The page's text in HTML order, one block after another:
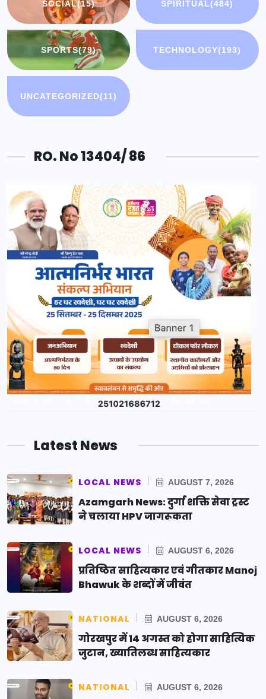
SOCIAL(15) SPIRITUAL(484)
SPORTS(79) TECHNOLOGY(193)
UNCATEGORIZED(11)
RO. No 13404/ 86
Latest News
LOCAL NEWS AUGUST 7, 2026
Azamgarh News: दुर्गा शक्ति सेवा ट्रस्ट
ने चलाया HPV जागरूकता
LOCAL NEWS AUGUST 6, 2026
प्रतिष्ठित साहित्यकार एवं गीतकार Manoj
Bhawuk के शब्दों में जीवंत
NATIONAL AUGUST 6, 2026
गोरखपुर में 14 अगस्त को होगा साहित्यिक
जुटान, ख्यातिलब्ध साहित्यकार
NATIONAL AUGUST 6, 2026